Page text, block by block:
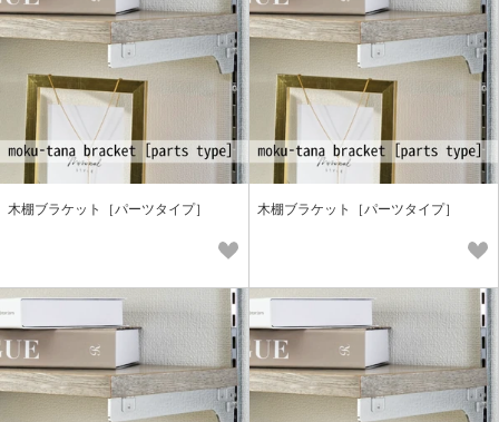
木棚ブラケット［パーツタイプ］ 木棚ブラケット［パーツタイプ］